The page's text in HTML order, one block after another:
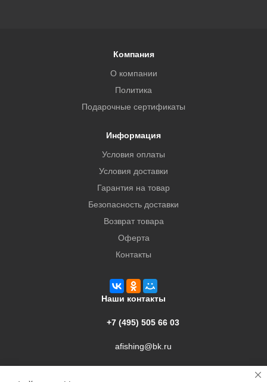
Компания
О компании
Политика
Подарочные сертификаты
Информация
Условия оплаты
Условия доставки
Гарантия на товар
Безопасность доставки
Возврат товара
Оферта
Контакты
Наши контакты
+7 (495) 505 66 03
afishing@bk.ru